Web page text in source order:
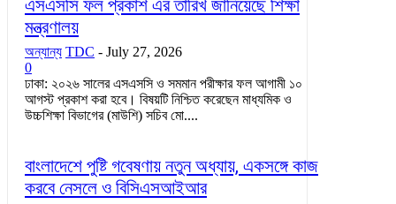
এসএসসি ফল প্রকাশ এর তারিখ জানিয়েছে শিক্ষা
মন্ত্রণালয়
অন্যান্য TDC - July 27, 2026
0
ঢাকা: ২০২৬ সালের এসএসসি ও সমমান পরীক্ষার ফল আগামী ১০
আগস্ট প্রকাশ করা হবে। বিষয়টি নিশ্চিত করেছেন মাধ্যমিক ও
উচ্চশিক্ষা বিভাগের (মাউশি) সচিব মো....
বাংলাদেশে পুষ্টি গবেষণায় নতুন অধ্যায়, একসঙ্গে কাজ
করবে নেসলে ও বিসিএসআইআর